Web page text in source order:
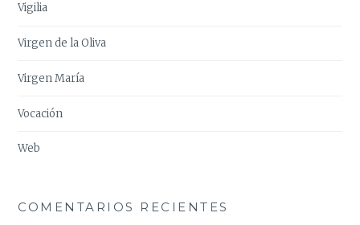
Vigilia
Virgen de la Oliva
Virgen María
Vocación
Web
COMENTARIOS RECIENTES